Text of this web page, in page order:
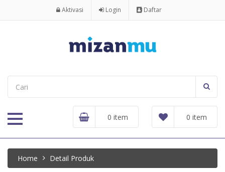
Aktivasi Login Daftar
0 item
0 item
Home Detail Produk